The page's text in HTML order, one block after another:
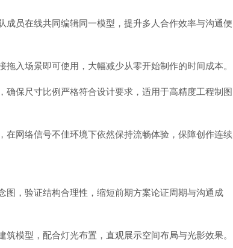
成员在线共同编辑同一模型，提升多人合作效率与沟通便
入场景即可使用，大幅减少从零开始制作的时间成本。
确保尺寸比例严格符合设计要求，适用于高精度工程制图
在网络信号不佳环境下依然保持流畅体验，保障创作连续
图，验证结构合理性，缩短前期方案论证周期与沟通成
模型，配合灯光布置，直观展示空间布局与光影效果。